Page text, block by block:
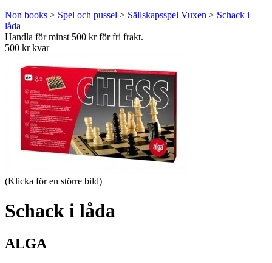
Non books > Spel och pussel > Sällskapsspel Vuxen > Schack i
låda
Handla för minst 500 kr för fri frakt.
500 kr kvar
(Klicka för en större bild)
Schack i låda
ALGA